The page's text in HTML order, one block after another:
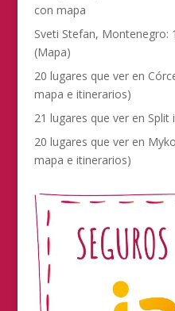
con mapa
Sveti Stefan, Montenegro:
(Mapa)
20 lugares que ver en
mapa e itinerarios)
21 lugares que ver en
20 lugares que ver en
mapa e itinerarios)